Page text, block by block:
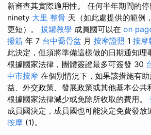
新審查其實際適用性。 任何半年期間的
ninety 大里 整骨 天（如此處提供的範例
更短）。 拔罐教學 成員國可以在 on
撥筋 年 7 台中喬骨盆 月 按摩證照 1 按摩
此決定，但須將準備這樣做的日期通知理
根據國家法律，團體簽證最多可簽發 30
中市按摩 在個別情況下，如果該措施有
益、外交政策、發展政策或其他基本公共
根據國家法律減少或免除所收取的費用。
成員國決定，成員國也可能決定免費發放
按摩 (1)。